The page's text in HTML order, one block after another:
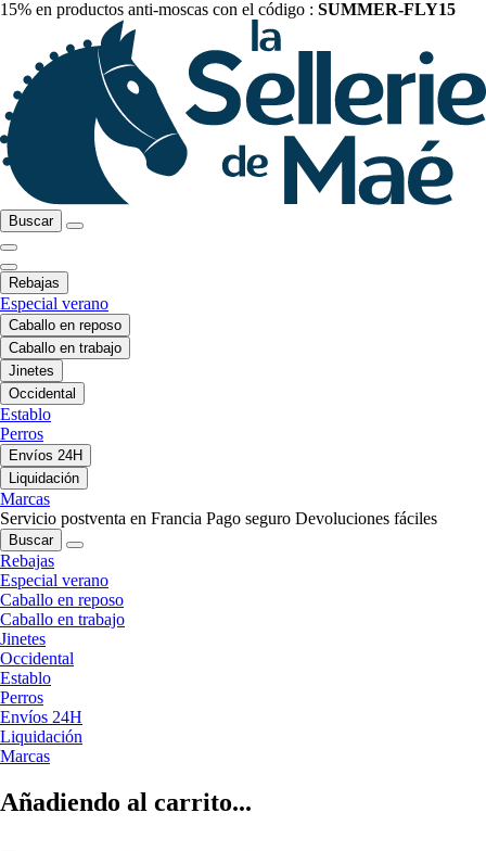
15% en productos anti-moscas con el código : SUMMER-FLY15
Buscar
Rebajas
Especial verano
Caballo en reposo
Caballo en trabajo
Jinetes
Occidental
Establo
Perros
Envíos 24H
Liquidación
Marcas
Servicio postventa en Francia Pago seguro Devoluciones fáciles
Buscar
Rebajas
Especial verano
Caballo en reposo
Caballo en trabajo
Jinetes
Occidental
Establo
Perros
Envíos 24H
Liquidación
Marcas
Añadiendo al carrito...